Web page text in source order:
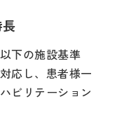
下の施設基準
応し、患者様一
ビリテーション